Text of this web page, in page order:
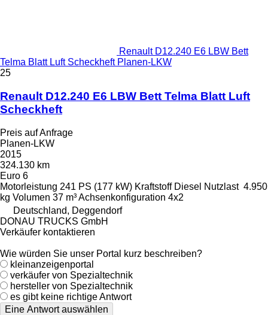
Renault D12.240 E6 LBW Bett
Telma Blatt Luft Scheckheft Planen-LKW
25
Renault D12.240 E6 LBW Bett Telma Blatt Luft
Scheckheft
Preis auf Anfrage
Planen-LKW
2015
324.130 km
Euro 6
Motorleistung 241 PS (177 kW) Kraftstoff Diesel Nutzlast 4.950
kg Volumen 37 m³Achsenkonfiguration 4x2
Deutschland, Deggendorf
DONAU TRUCKS GmbH
Verkäufer kontaktieren
Wie würden Sie unser Portal kurz beschreiben?
kleinanzeigenportal
verkäufer von Spezialtechnik
hersteller von Spezialtechnik
es gibt keine richtige Antwort
Eine Antwort auswählen